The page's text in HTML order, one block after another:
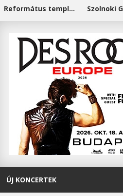
Református templom - Salgótarján
ÚJ KONCERTEK